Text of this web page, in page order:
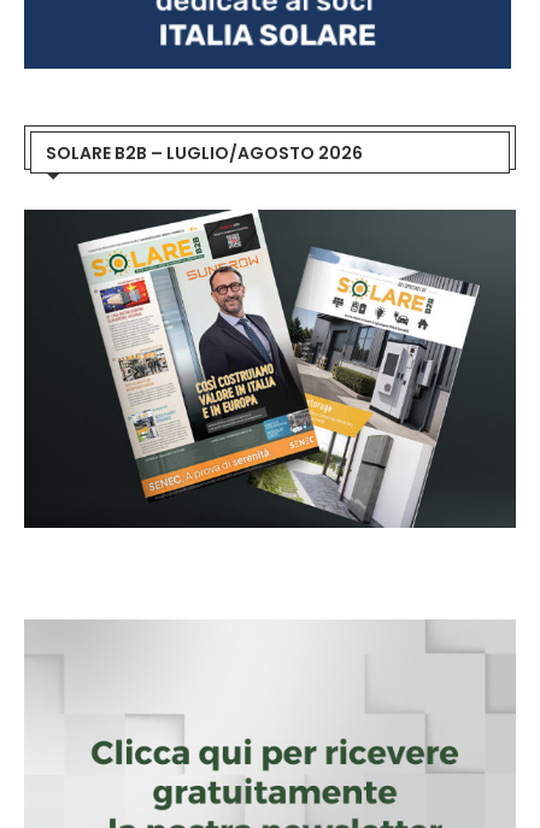
SOLARE B2B – LUGLIO/AGOSTO 2026